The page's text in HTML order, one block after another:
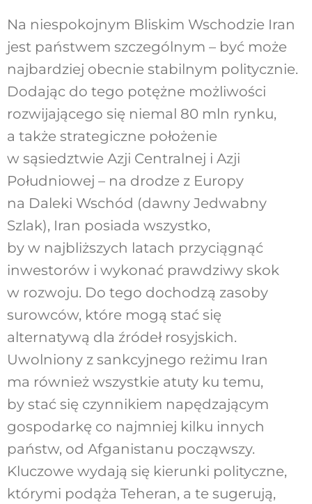
Na niespokojnym Bliskim Wschodzie Iran
jest państwem szczególnym – być może
najbardziej obecnie stabilnym politycznie.
Dodając do tego potężne możliwości
rozwijającego się niemal 80 mln rynku,
a także strategiczne położenie
w sąsiedztwie Azji Centralnej i Azji
Południowej – na drodze z Europy
na Daleki Wschód (dawny Jedwabny
Szlak), Iran posiada wszystko,
by w najbliższych latach przyciągnąć
inwestorów i wykonać prawdziwy skok
w rozwoju. Do tego dochodzą zasoby
surowców, które mogą stać się
alternatywą dla źródeł rosyjskich.
Uwolniony z sankcyjnego reżimu Iran
ma również wszystkie atuty ku temu,
by stać się czynnikiem napędzającym
gospodarkę co najmniej kilku innych
państw, od Afganistanu począwszy.
Kluczowe wydają się kierunki polityczne,
którymi podąża Teheran, a te sugerują,